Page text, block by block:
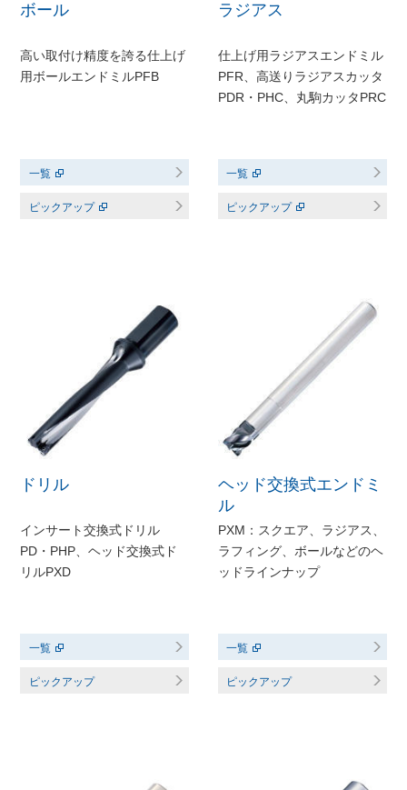
ボール
高い取付け精度を誇る仕上げ
用ボールエンドミルPFB
一覧
ピックアップ
ラジアス
仕上げ用ラジアスエンドミル
PFR、高送りラジアスカッタ
PDR・PHC、丸駒カッタPRC
一覧
ピックアップ
ドリル
インサート交換式ドリル
PD・PHP、ヘッド交換式ド
リルPXD
一覧
ピックアップ
ヘッド交換式エンドミ
ル
PXM：スクエア、ラジアス、
ラフィング、ボールなどのヘ
ッドラインナップ
一覧
ピックアップ